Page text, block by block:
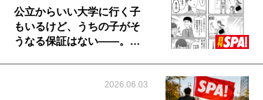
公立からいい大学に行く子
もいるけど、うちの子がそ
うなる保証はない――。…
2026.06.03